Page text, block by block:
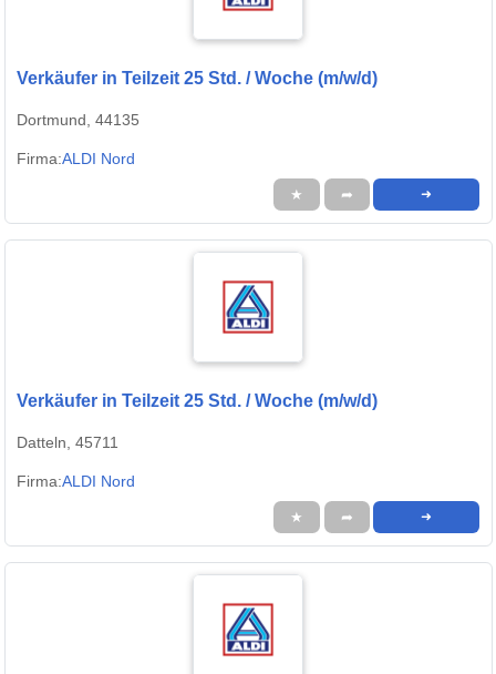
Verkäufer in Teilzeit 25 Std. / Woche (m/w/d)
Dortmund, 44135
Firma:ALDI Nord
★ ➦ ➜
Verkäufer in Teilzeit 25 Std. / Woche (m/w/d)
Datteln, 45711
Firma:ALDI Nord
★ ➦ ➜